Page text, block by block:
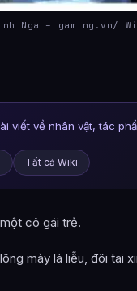
Nga – gaming.vn/
viết về nhân vật, tác
Tất cả Wiki
cô gái trẻ.
mày lá liễu, đôi tai